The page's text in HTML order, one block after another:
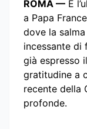
ROMA — È
a Papa
dove la
incessante di
già espresso
gratitudine a
recente della
profonde.